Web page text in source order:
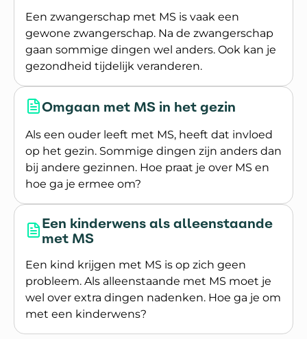
Een zwangerschap met MS is vaak een
gewone zwangerschap. Na de zwangerschap
gaan sommige dingen wel anders. Ook kan je
gezondheid tijdelijk veranderen.
Lees meer over Wat kun je verwachten vlak na
Omgaan met MS in het gezin
Als een ouder leeft met MS, heeft dat invloed
op het gezin. Sommige dingen zijn anders dan
bij andere gezinnen. Hoe praat je over MS en
hoe ga je ermee om?
Lees meer over Omgaan met MS in het gezin
Een kinderwens als alleenstaande
met MS
Een kind krijgen met MS is op zich geen
probleem. Als alleenstaande met MS moet je
wel over extra dingen nadenken. Hoe ga je om
met een kinderwens?
Lees meer over Een kinderwens als